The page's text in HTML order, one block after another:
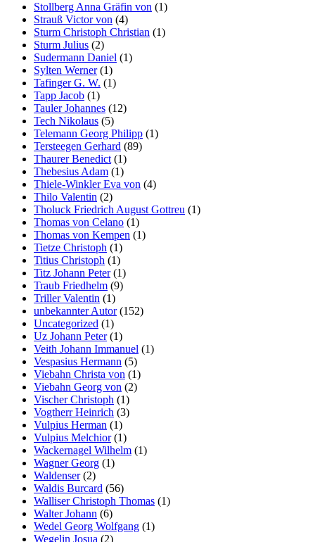
Stollberg Anna Gräfin von (1)
Strauß Victor von (4)
Sturm Christoph Christian (1)
Sturm Julius (2)
Sudermann Daniel (1)
Sylten Werner(1)
Tafinger G. W. (1)
Tapp Jacob (1)
Tauler Johannes (12)
Tech Nikolaus (5)
Telemann Georg Philipp (1)
Tersteegen Gerhard (89)
Thaurer Benedict (1)
Thebesius Adam (1)
Thiele-Winkler Eva von (4)
Thilo Valentin (2)
Tholuck Friedrich August Gottreu (1)
Thomas von Celano (1)
Thomas von Kempen (1)
Tietze Christoph (1)
Titius Christoph (1)
Titz Johann Peter(1)
Traub Friedhelm (9)
Triller Valentin (1)
unbekannter Autor(152)
Uncategorized (1)
Uz Johann Peter(1)
Veith Johann Immanuel (1)
Vespasius Hermann (5)
Viebahn Christa von (1)
Viebahn Georg von (2)
Vischer Christoph (1)
Vogtherr Heinrich (3)
Vulpius Herman (1)
Vulpius Melchior(1)
Wackernagel Wilhelm (1)
Wagner Georg (1)
Waldenser(2)
Waldis Burcard (56)
Walliser Christoph Thomas (1)
Walter Johann (6)
Wedel Georg Wolfgang (1)
Wegelin Josua (2)